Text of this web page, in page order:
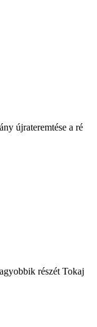
újrateremtése a ré
részét Tokaj